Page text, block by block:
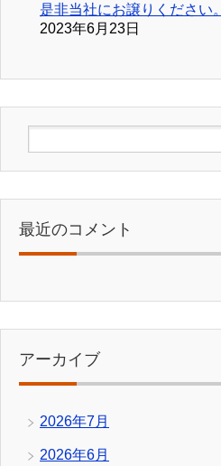
是非当社にお譲りください。
2023年6月23日
最近のコメント
アーカイブ
2026年7月
2026年6月